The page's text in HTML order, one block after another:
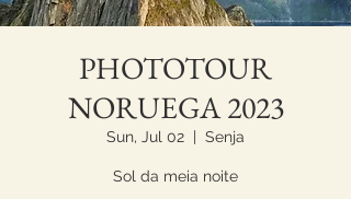
PHOTOTOUR
NORUEGA 2023
Sun, Jul 02
  |
Senja
Sol da meia noite